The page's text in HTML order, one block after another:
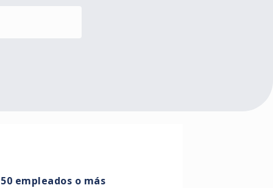
empleados o más